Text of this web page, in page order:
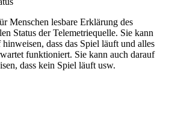
Menschen lesbare Erklärung des
Status der Telemetriequelle. Sie kann
hinweisen, dass das Spiel läuft und alles
funktioniert. Sie kann auch darauf
dass kein Spiel läuft usw.